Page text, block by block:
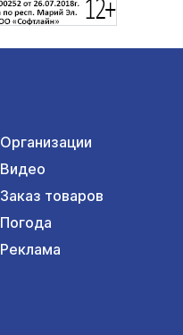
Организации
Видео
Заказ товаров
Погода
Реклама